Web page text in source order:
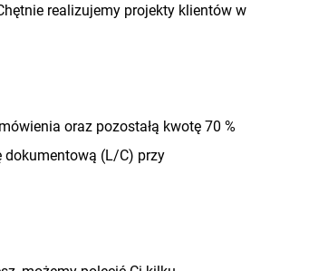
realizujemy projekty klientów w
oraz pozostałą kwotę 70 %
dokumentową (L/C) przy